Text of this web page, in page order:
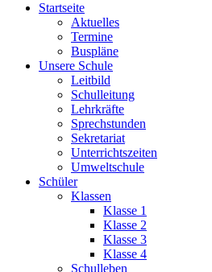
Startseite
Aktuelles
Termine
Buspläne
Unsere Schule
Leitbild
Schulleitung
Lehrkräfte
Sprechstunden
Sekretariat
Unterrichtszeiten
Umweltschule
Schüler
Klassen
Klasse 1
Klasse 2
Klasse 3
Klasse 4
Schulleben